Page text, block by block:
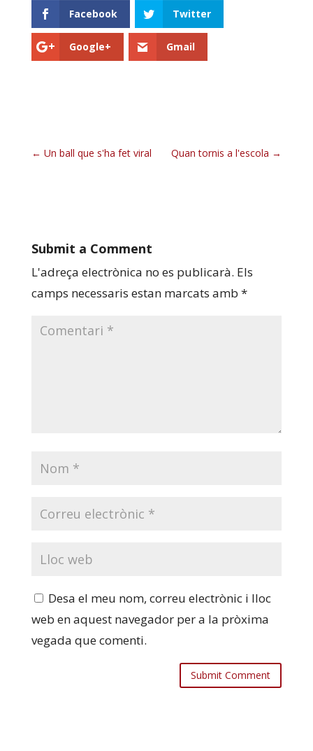
Facebook Twitter
Google+ Gmail
Quan tornis a l'escola
Un ball que s'ha fet viral
Submit a Comment
L'adreça electrònica no es publicarà. Els
camps necessaris estan marcats amb *
Desa el meu nom, correu electrònic i lloc
web en aquest navegador per a la pròxima
vegada que comenti.